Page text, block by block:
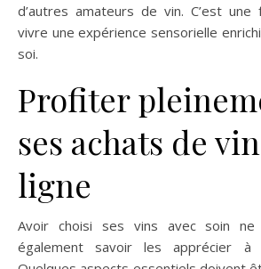
d’autres amateurs de vin. C’est une
vivre une expérience sensorielle
soi.
Profiter
ses achats de
ligne
Avoir choisi ses vins avec soin
également savoir les apprécier à